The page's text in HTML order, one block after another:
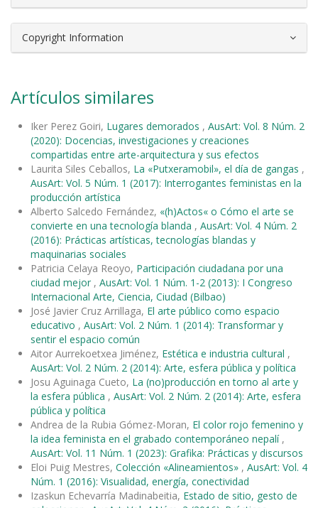
Copyright Information
Artículos similares
Iker Perez Goiri, Lugares demorados , AusArt: Vol. 8 Núm. 2
(2020): Docencias, investigaciones y creaciones
compartidas entre arte-arquitectura y sus efectos
Laurita Siles Ceballos, La «Putxeramobil», el día de gangas ,
AusArt: Vol. 5 Núm. 1 (2017): Interrogantes feministas en la
producción artística
Alberto Salcedo Fernández, «(h)Actos« o Cómo el arte se
convierte en una tecnología blanda , AusArt: Vol. 4 Núm. 2
(2016): Prácticas artísticas, tecnologías blandas y
maquinarias sociales
Patricia Celaya Reoyo, Participación ciudadana por una
ciudad mejor , AusArt: Vol. 1 Núm. 1-2 (2013): I Congreso
Internacional Arte, Ciencia, Ciudad (Bilbao)
José Javier Cruz Arrillaga, El arte público como espacio
educativo , AusArt: Vol. 2 Núm. 1 (2014): Transformar y
sentir el espacio común
Aitor Aurrekoetxea Jiménez, Estética e industria cultural ,
AusArt: Vol. 2 Núm. 2 (2014): Arte, esfera pública y política
Josu Aguinaga Cueto, La (no)producción en torno al arte y
la esfera pública , AusArt: Vol. 2 Núm. 2 (2014): Arte, esfera
pública y política
Andrea de la Rubia Gómez-Moran, El color rojo femenino y
la idea feminista en el grabado contemporáneo nepalí ,
AusArt: Vol. 11 Núm. 1 (2023): Grafika: Prácticas y discursos
Eloi Puig Mestres, Colección «Alineamientos» , AusArt: Vol. 4
Núm. 1 (2016): Visualidad, energía, conectividad
Izaskun Echevarría Madinabeitia, Estado de sitio, gesto de